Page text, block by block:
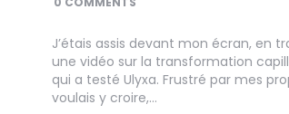
J’étais assis devant mon écran, en
une vidéo sur la transformation
qui a testé Ulyxa. Frustré par mes
voulais y croire,…